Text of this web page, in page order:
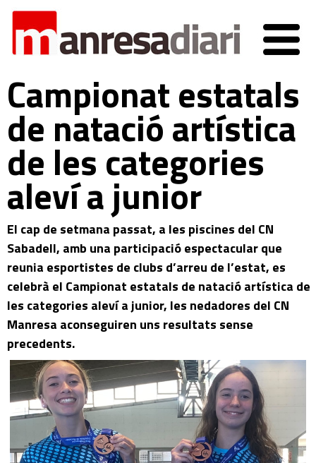
Campionat estatals
de natació artística
de les categories
aleví a junior
El cap de setmana passat, a les piscines del CN
Sabadell, amb una participació espectacular que
reunia esportistes de clubs d’arreu de l’estat, es
celebrà el Campionat estatals de natació artística de
les categories aleví a junior, les nedadores del CN
Manresa aconseguiren uns resultats sense
precedents.